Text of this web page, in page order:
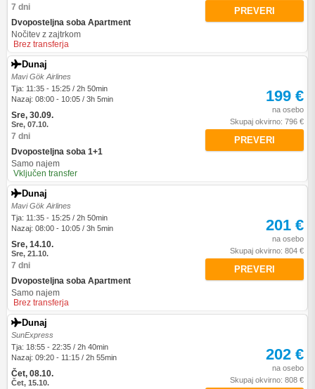
7 dni
Dvoposteljna soba Apartment
Nočitev z zajtrkom
Brez transferja
PREVERI
Dunaj
Mavi Gök Airlines
Tja: 11:35 - 15:25 / 2h 50min
Nazaj: 08:00 - 10:05 / 3h 5min
Sre, 30.09.
Sre, 07.10.
7 dni
Dvoposteljna soba 1+1
Samo najem
Vključen transfer
199 €
na osebo
Skupaj okvirno: 796 €
PREVERI
Dunaj
Mavi Gök Airlines
Tja: 11:35 - 15:25 / 2h 50min
Nazaj: 08:00 - 10:05 / 3h 5min
Sre, 14.10.
Sre, 21.10.
7 dni
Dvoposteljna soba Apartment
Samo najem
Brez transferja
201 €
na osebo
Skupaj okvirno: 804 €
PREVERI
Dunaj
SunExpress
Tja: 18:55 - 22:35 / 2h 40min
Nazaj: 09:20 - 11:15 / 2h 55min
Čet, 08.10.
Čet, 15.10.
202 €
na osebo
Skupaj okvirno: 808 €